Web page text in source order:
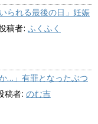
られる最後の日」妊娠
稿者: ふくふく
…」有罪となったぶつ
稿者: のむ吉